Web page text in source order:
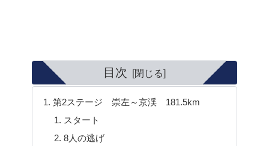
目次
第2ステージ 崇左～京渓 181.5km
スタート
8人の逃げ